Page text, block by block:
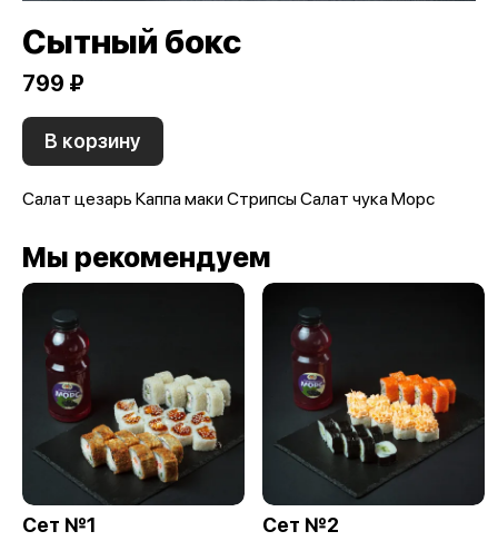
Сытный бокс
799 ₽
В корзину
Салат цезарь Каппа маки Стрипсы Салат чука Морс
Мы рекомендуем
Сет №1 Сет №2